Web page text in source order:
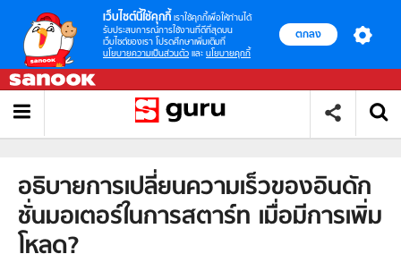
เว็บไซต์นี้ใช้คุกกี้ เราใช้คุกกี้เพื่อให้ท่านได้
รับประสบการณ์การใช้งานที่ดีที่สุดบน
เว็บไซต์ของเรา โปรดศึกษาเพิ่มเติมที่
นโยบายความเป็นส่วนตัว และ นโยบายคุกกี้
ตกลง
อธิบายการเปลี่ยนความเร็วของอินดัก
ชั่นมอเตอร์ในการสตาร์ท เมื่อมีการเพิ่ม
โหลด?